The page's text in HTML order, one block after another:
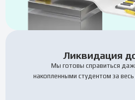
Ликвидация
Мы готовы справиться
накопленными студентом за